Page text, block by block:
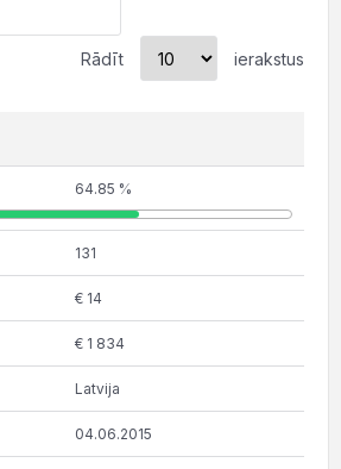
Rādīt ierakstus
64.85 %
131
€ 14
€ 1 834
Latvija
04.06.2015